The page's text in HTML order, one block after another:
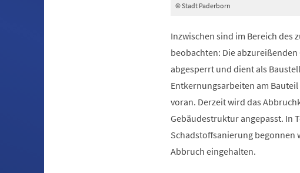
© Stadt Paderborn
Inzwischen sind im Bereich des
beobachten: Die
abgesperrt und dient als
Entkernungsarbeiten am
voran. Derzeit wird das
Gebäudestruktur angepasst. In
Schadstoffsanierung begonnen
Abbruch eingehalten.